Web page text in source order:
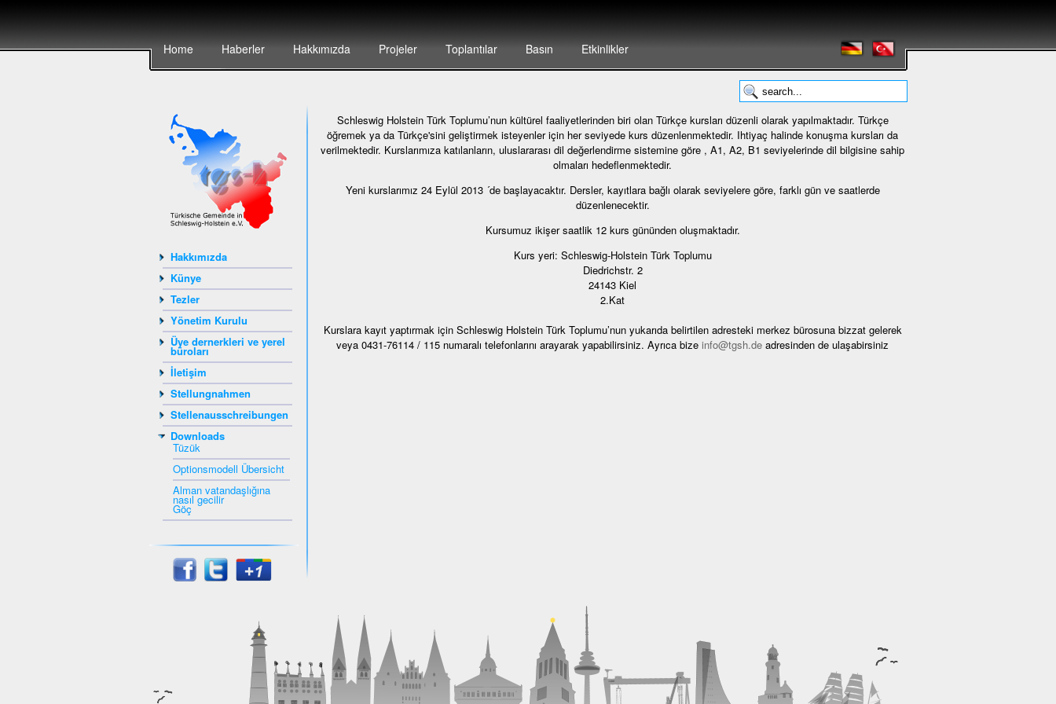
Home Haberler Hakkımızda Projeler Toplantılar Basın Etkinlikler
Hakkımızda
Künye
Tezler
Yönetim Kurulu
Üye dernerkleri ve yerel
büroları
İletişim
Stellungnahmen
Stellenausschreibungen
Downloads
Tüzük
Optionsmodell Übersicht
Alman vatandaşlığına
nasıl gecilir
Göç
Schleswig Holstein Türk Toplumu’nun kültürel faaliyetlerinden biri olan Türkçe kursları düzenli olarak yapılmaktadır. Türkçe
öğremek ya da Türkçe'sini geliştirmek isteyenler için her seviyede kurs düzenlenmektedir. Ihtiyaç halinde konuşma kursları da
verilmektedir. Kurslarımıza katılanların, uluslararası dil değerlendirme sistemine göre , A1, A2, B1 seviyelerinde dil bilgisine sahip
olmaları hedeflenmektedir.
Yeni kurslarımız 24 Eylül 2013 ´de başlayacaktır. Dersler, kayıtlara bağlı olarak seviyelere göre, farklı gün ve saatlerde
düzenlenecektir.
Kursumuz ikişer saatlik 12 kurs gününden oluşmaktadır.
Kurs yeri: Schleswig-Holstein Türk Toplumu
Diedrichstr. 2
24143 Kiel
2.Kat
Kurslara kayıt yaptırmak için Schleswig Holstein Türk Toplumu’nun yukarıda belirtilen adresteki merkez bürosuna bizzat gelerek
veya 0431-76114 / 115 numaralı telefonlarını arayarak yapabilirsiniz. Ayrıca bize info@tgsh.de adresinden de ulaşabirsiniz